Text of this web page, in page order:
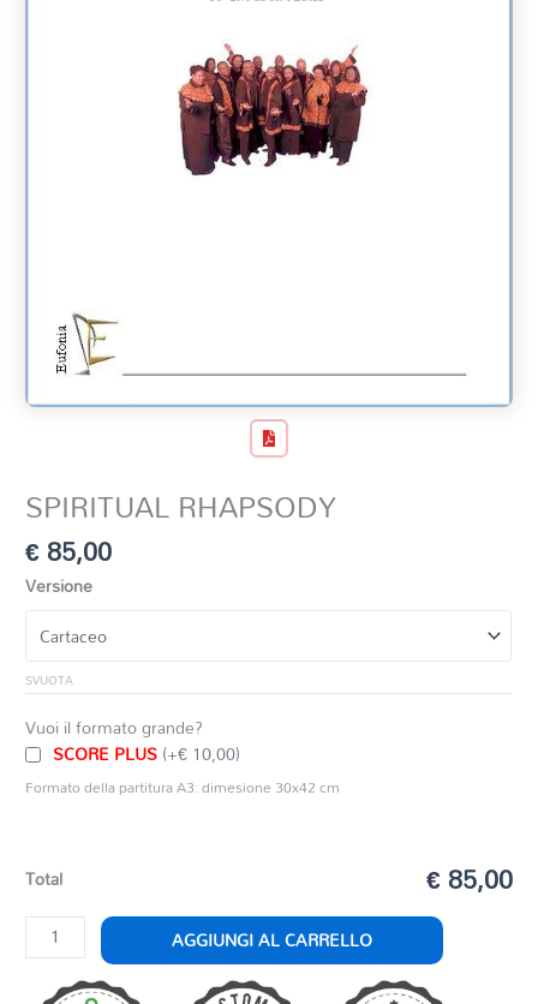
SPIRITUAL RHAPSODY
€85,00
Versione
SVUOTA
Vuoi il formato grande?
SCORE PLUS(+€ 10,00)
Formato della partitura A3: dimesione 30x42 cm
Total € 85,00
SPIRITUAL
RHAPSODY
quantità
AGGIUNGI AL CARRELLO